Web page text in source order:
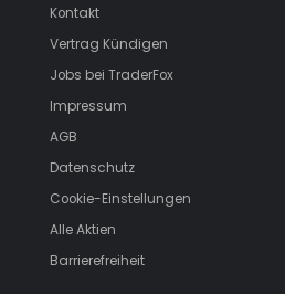
Kontakt
Vertrag Kündigen
Jobs bei TraderFox
Impressum
AGB
Datenschutz
Cookie-Einstellungen
Alle Aktien
Barrierefreiheit